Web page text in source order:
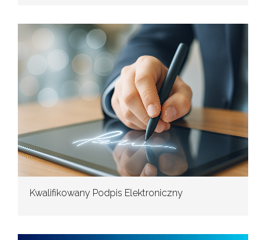
Kwalifikowany Podpis Elektroniczny